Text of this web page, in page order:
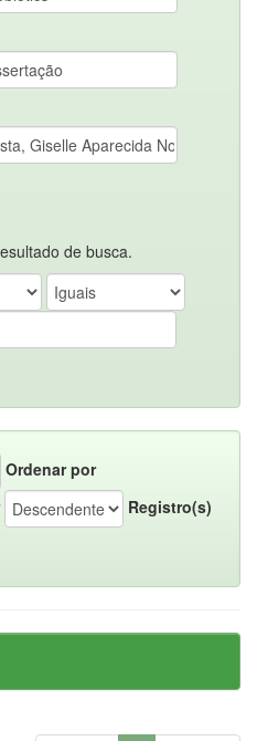
de busca.
Ordenar por
Registro(s)